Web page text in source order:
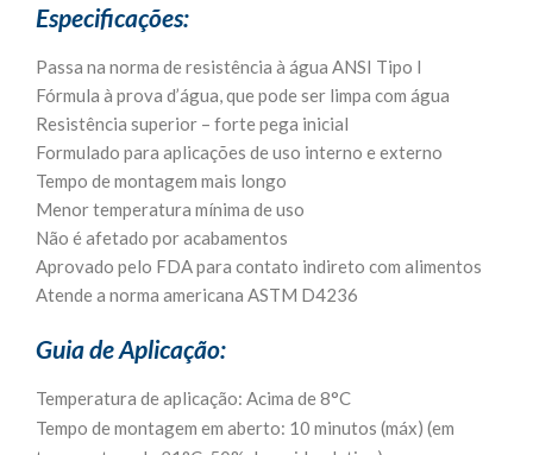
Especificações:
Passa na norma de resistência à água ANSI Tipo I
Fórmula à prova d’água, que pode ser limpa com água
Resistência superior – forte pega inicial
Formulado para aplicações de uso interno e externo
Tempo de montagem mais longo
Menor temperatura mínima de uso
Não é afetado por acabamentos
Aprovado pelo FDA para contato indireto com alimentos
Atende a norma americana ASTM D4236
Guia de Aplicação:
Temperatura de aplicação: Acima de 8°C
Tempo de montagem em aberto: 10 minutos (máx) (em